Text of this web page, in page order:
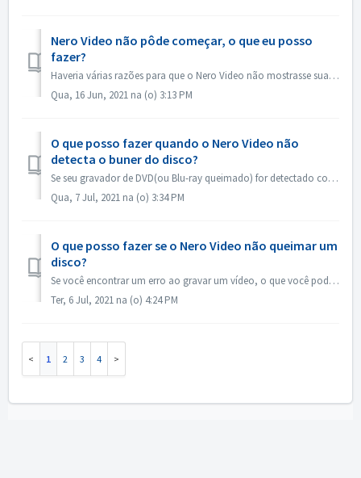
Nero Video não pôde começar, o que eu posso
fazer?
Haveria várias razões para que o Nero Video não mostrasse sua janela de aplicação. Se o Nero Video não pudesse iniciar, a MediaHome não poderia iniciar, mas...
Qua, 16 Jun, 2021 na (o) 3:13 PM
O que posso fazer quando o Nero Video não
detecta o buner do disco?
Se seu gravador de DVD(ou Blu-ray queimado) for detectado como gravador de CD, favor consultar este artigo: https://nerosupport.freshdesk.com/en/support/sol...
Qua, 7 Jul, 2021 na (o) 3:34 PM
O que posso fazer se o Nero Video não queimar um
disco?
Se você encontrar um erro ao gravar um vídeo, o que você pode fazer? Vá para C:\Users[current user]\AppData\Roaming]Nero[current Nero version]\Nero Vision,...
Ter, 6 Jul, 2021 na (o) 4:24 PM
1 2 3 4